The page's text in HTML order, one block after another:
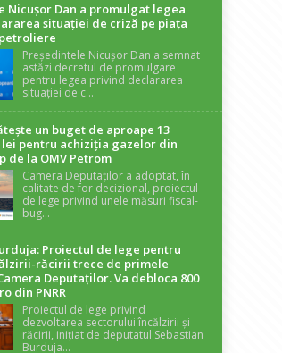
Nicuşor Dan a promulgat legea
situaţiei de criză pe piaţa
Președintele Nicușor Dan a semnat
astăzi decretul de promulgare
pentru legea privind declararea
situației de c...
un buget de aproape 13
pentru achiziția gazelor din
de la OMV Petrom
Camera Deputaților a adoptat, în
calitate de for decizional, proiectul
de lege privind unele măsuri fiscal-
bug...
Proiectul de lege pentru
răcirii trece de primele
Deputaților. Va debloca 800
din PNRR
Proiectul de lege privind
dezvoltarea sectorului încălzirii și
răcirii, inițiat de deputatul Sebastian
Burduja...